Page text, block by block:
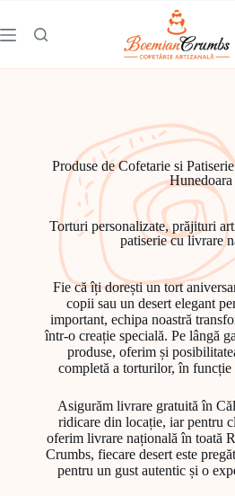
Produse de Cofetarie si
Hunedoara
Torturi personalizate, prăjituri
patiserie cu livrare
Fie că îți dorești un tort
copii sau un desert elegant
important, echipa noastră
într-o creație specială. Pe lângă
produse, oferim și
completă a torturilor, în funcție
Asigurăm livrare gratuită în
ridicare din locație, iar pentru
oferim livrare națională în toată
Crumbs, fiecare desert este
pentru un gust autentic și o